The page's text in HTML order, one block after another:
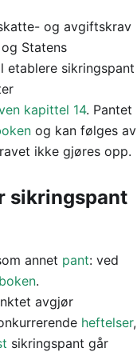
og avgiftskrav
og Statens
etablere sikringspant
kapittel 14. Pantet
og kan følges av
ikke gjøres opp.
sikringspant
annet pant: ved
.
avgjør
heftelser,
sikringspant går